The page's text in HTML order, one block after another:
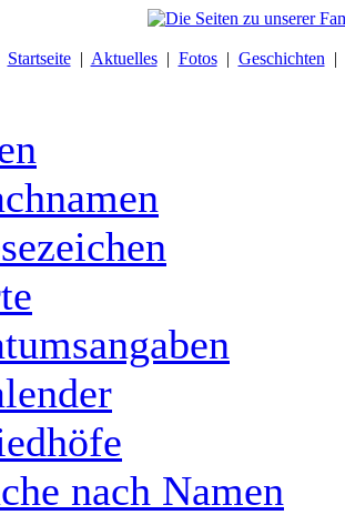
Startseite| Aktuelles| Fotos| Geschichten |
nach Namen